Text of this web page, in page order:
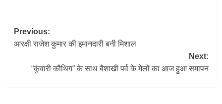
Post
navigation
Previous:
आरक्षी राजेश कुमार की इमानदारी बनी मिशाल
Next:
“कुंवारी कौथिग” के साथ बैशाखी पर्व के मेलों का आज हुआ समापन